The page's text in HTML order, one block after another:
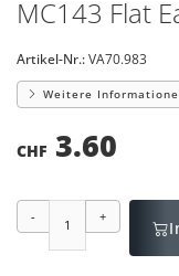
MC143 Flat
Artikel-Nr.:VA70.983
Weitere
CHF 3.60
- +